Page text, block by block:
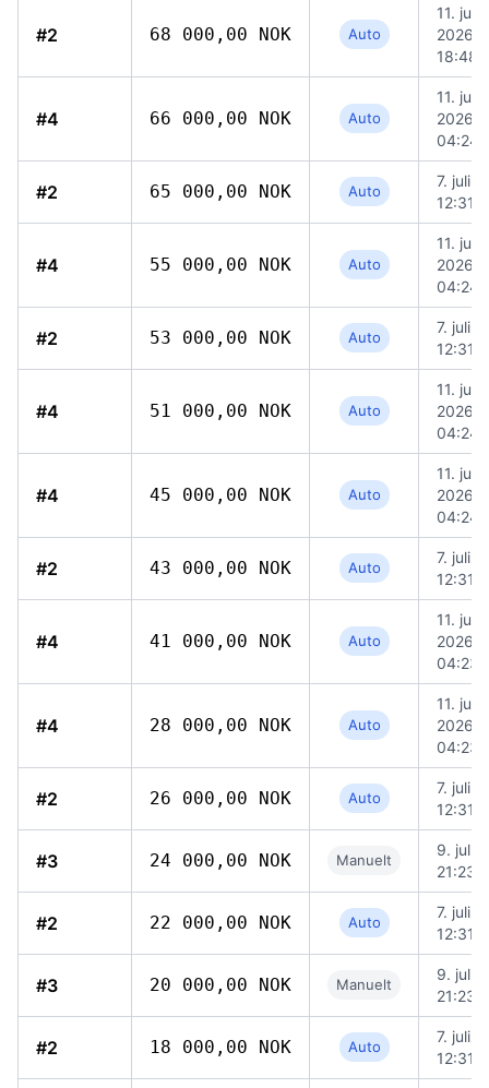
#2 68 000,00 NOK Auto
11. juli
2026,
18:48
#4 66 000,00 NOK Auto
11. juli
2026,
04:24
#2 65 000,00 NOK Auto
7. juli
12:31
#4 55 000,00 NOK Auto
11. juli
2026,
04:24
#2 53 000,00 NOK Auto
7. juli
12:31
#4 51 000,00 NOK Auto
11. juli
2026,
04:24
#4 45 000,00 NOK Auto
11. juli
2026,
04:24
#2 43 000,00 NOK Auto
7. juli
12:31
#4 41 000,00 NOK Auto
11. juli
2026,
04:23
#4 28 000,00 NOK Auto
11. juli
2026,
04:23
#2 26 000,00 NOK Auto
7. juli
12:31
#3 24 000,00 NOK Manuelt
9. juli
21:23
#2 22 000,00 NOK Auto
7. juli
12:31
#3 20 000,00 NOK Manuelt
9. juli
21:23
#2 18 000,00 NOK Auto
7. juli
12:31